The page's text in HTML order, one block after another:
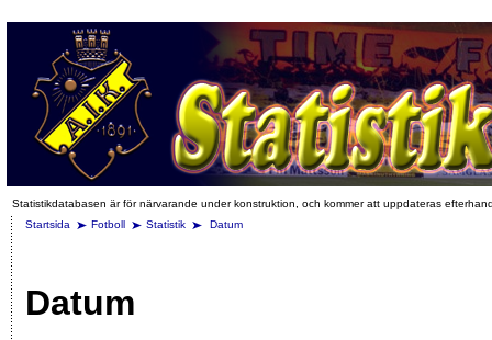
Statistikdatabasen är för närvarande under konstruktion, och kommer att uppdateras
Startsida
Fotboll Statistik Datum
Datum